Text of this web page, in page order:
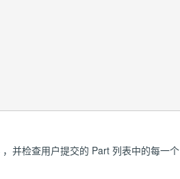
并检查用户提交的 Part 列表中的每一个